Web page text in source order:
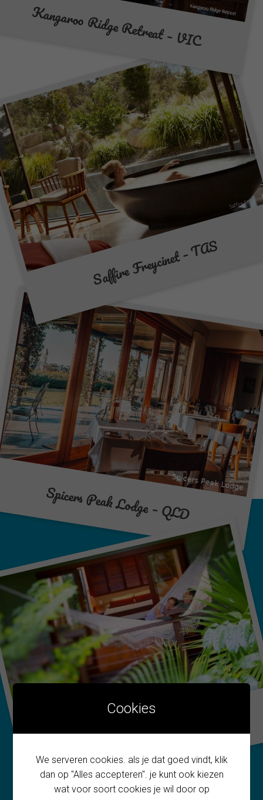
Kangaroo Ridge Retreat – VIC
Saffire Freycinet – TAS
Spicers Peak Lodge – QLD
Silky Oaks – QLD
Cookies
We serveren cookies. als je dat goed vindt, klik
dan op "Alles accepteren". je kunt ook kiezen
wat voor soort cookies je wil door op